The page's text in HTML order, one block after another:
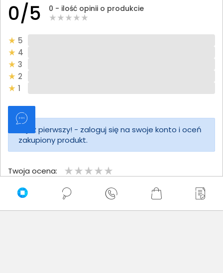
0/5 0 - ilość opinii o produkcie
5
4
3
2
1
Bądź pierwszy! - zaloguj się na swoje konto i oceń
zakupiony produkt.
Twoja ocena:
Twoje imię